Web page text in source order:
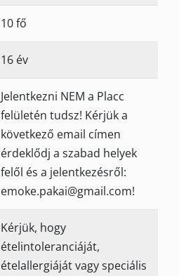
10 fő
16 év
Jelentkezni NEM a Placc
felületén tudsz! Kérjük a
következő email címen
érdeklődj a szabad helyek
felől és a jelentkezésről:
emoke.pakai@gmail.com!
Kérjük, hogy
ételintoleranciáját,
ételallergiáját vagy speciális